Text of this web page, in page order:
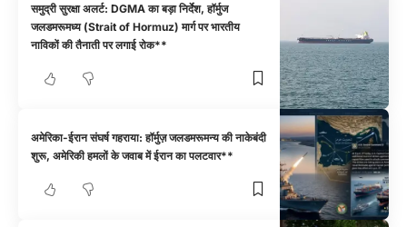
समुद्री सुरक्षा अलर्ट: DGMA का बड़ा निर्देश, हॉर्मुज
जलडमरूमध्य (Strait of Hormuz) मार्ग पर भारतीय
नाविकों की तैनाती पर लगाई रोक**
अमेरिका-ईरान संघर्ष गहराया: हॉर्मुज़ जलडमरूमन्य की नाकेबंदी
शुरू, अमेरिकी हमलों के जवाब में ईरान का पलटवार**